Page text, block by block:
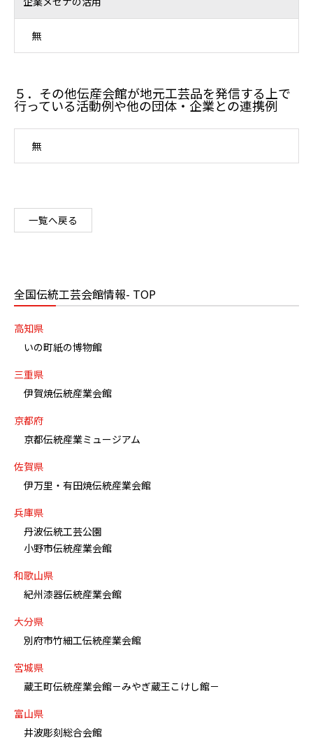
無
５．その他伝産会館が地元工芸品を発信する上で
行っている活動例や他の団体・企業との連携例
無
一覧へ戻る
全国伝統工芸会館情報- TOP
高知県
いの町紙の博物館
三重県
伊賀焼伝統産業会館
京都府
京都伝統産業ミュージアム
佐賀県
伊万里・有田焼伝統産業会館
兵庫県
丹波伝統工芸公園
小野市伝統産業会館
和歌山県
紀州漆器伝統産業会館
大分県
別府市竹細工伝統産業会館
宮城県
蔵王町伝統産業会館－みやぎ蔵王こけし館－
富山県
井波彫刻総合会館